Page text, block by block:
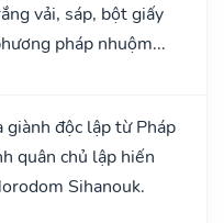
vải, sáp, bột giấy
pháp nhuộm...
giành độc lập từ Pháp
quân chủ lập hiến
Sihanouk.